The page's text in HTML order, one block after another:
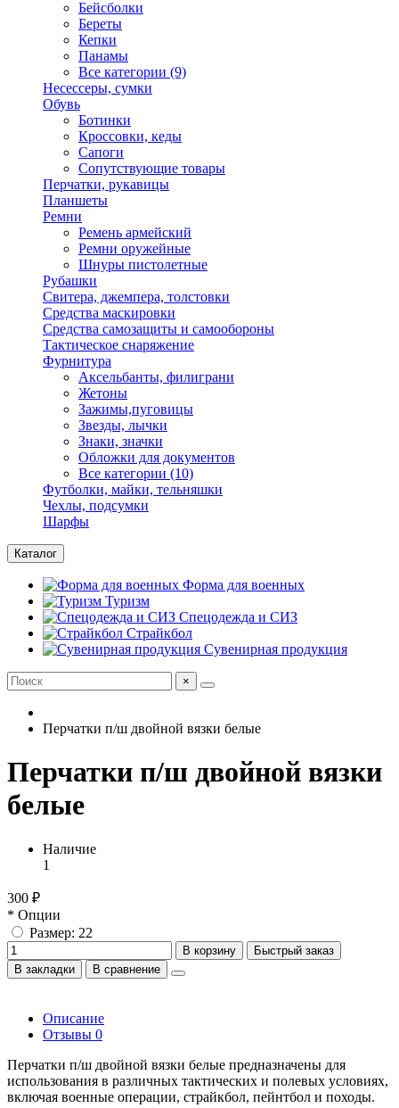
Бейсболки
Береты
Кепки
Панамы
Все категории (9)
Несессеры, сумки
Обувь
Ботинки
Кроссовки, кеды
Сапоги
Сопутствующие товары
Перчатки, рукавицы
Планшеты
Ремни
Ремень армейский
Ремни оружейные
Шнуры пистолетные
Рубашки
Свитера, джемпера, толстовки
Средства маскировки
Средства самозащиты и самообороны
Тактическое снаряжение
Фурнитура
Аксельбанты, филиграни
Жетоны
Зажимы,пуговицы
Звезды, лычки
Знаки, значки
Обложки для документов
Все категории (10)
Футболки, майки, тельняшки
Чехлы, подсумки
Шарфы
Каталог
Форма для военных
Туризм
Спецодежда и СИЗ
Страйкбол
Сувенирная продукция
×
Перчатки п/ш двойной вязки белые
Перчатки п/ш двойной вязки
белые
Наличие
1
300 ₽
* Опции
Размер: 22
В корзину
Быстрый заказ
В закладки
В сравнение
Описание
Отзывы 0
Перчатки п/ш двойной вязки белые предназначены для
использования в различных тактических и полевых условиях,
включая военные операции, страйкбол, пейнтбол и походы.